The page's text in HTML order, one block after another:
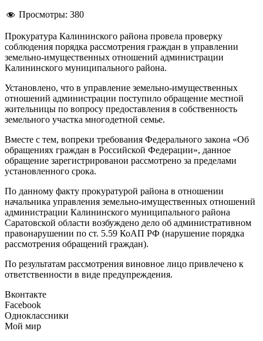
Просмотры: 380
Прокуратура Калининского района провела проверку
соблюдения порядка рассмотрения граждан в управлении
земельно-имущественных отношений администрации
Калининского муниципального района.
Установлено, что в управление земельно-имущественных
отношений администрации поступило обращение местной
жительницы по вопросу предоставления в собственность
земельного участка многодетной семье.
Вместе с тем, вопреки требования Федерального закона «Об
обращениях граждан в Российской Федерации», данное
обращение зарегистрированои рассмотрено за пределами
установленного срока.
По данному факту прокуратурой района в отношении
начальника управления земельно-имущественных отношений
администрации Калининского муниципального района
Саратовской области возбуждено дело об административном
правонарушении по ст. 5.59 КоАП РФ (нарушение порядка
рассмотрения обращений граждан).
По результатам рассмотрения виновное лицо привлечено к
ответственности в виде предупреждения.
Вконтакте
Facebook
Одноклассники
Мой мир